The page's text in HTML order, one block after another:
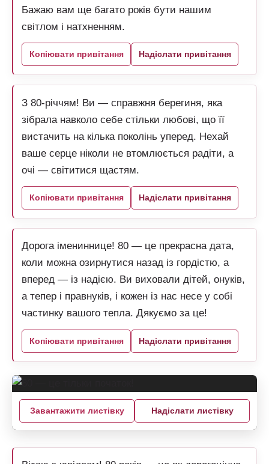
Бажаю вам ще багато років бути нашим
світлом і натхненням.
Копіювати привітання Надіслати привітання
З 80-річчям! Ви — справжня берегиня, яка
зібрала навколо себе стільки любові, що її
вистачить на кілька поколінь уперед. Нехай
ваше серце ніколи не втомлюється радіти, а
очі — світитися щастям.
Копіювати привітання Надіслати привітання
Дорога імениннице! 80 — це прекрасна дата,
коли можна озирнутися назад із гордістю, а
вперед — із надією. Ви виховали дітей, онуків,
а тепер і правнуків, і кожен із нас несе у собі
частинку вашого тепла. Дякуємо за це!
Копіювати привітання Надіслати привітання
Завантажити листівку Надіслати листівку